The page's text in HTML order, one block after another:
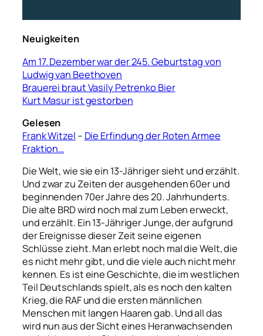
Neuigkeiten
Am 17. Dezember war der 245. Geburtstag von
Ludwig van Beethoven
Brauerei braut Vasily Petrenko Bier
Kurt Masur ist gestorben
Gelesen
Frank Witzel – Die Erfindung der Roten Armee
Fraktion…
Die Welt, wie sie ein 13-Jähriger sieht und erzählt.
Und zwar zu Zeiten der ausgehenden 60er und
beginnenden 70er Jahre des 20. Jahrhunderts.
Die alte BRD wird noch mal zum Leben erweckt,
und erzählt. Ein 13-Jähriger Junge, der aufgrund
der Ereignisse dieser Zeit seine eigenen
Schlüsse zieht. Man erlebt noch mal die Welt, die
es nicht mehr gibt, und die viele auch nicht mehr
kennen. Es ist eine Geschichte, die im westlichen
Teil Deutschlands spielt, als es noch den kalten
Krieg, die RAF und die ersten männlichen
Menschen mit langen Haaren gab. Und all das
wird nun aus der Sicht eines Heranwachsenden